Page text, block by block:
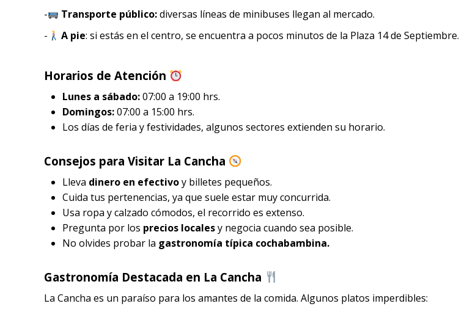
-
Transporte público:diversas líneas de minibuses llegan al mercado.
-
A pie: si estás en el centro, se encuentra a pocos minutos de la Plaza 14 de Septiembre.
Horarios de Atención
Lunes a sábado:07:00 a 19:00 hrs.
Domingos:07:00 a 15:00 hrs.
Los días de feria y festividades, algunos sectores extienden su horario.
Consejos para Visitar La Cancha
Lleva dinero en efectivoy billetes pequeños.
Cuida tus pertenencias, ya que suele estar muy concurrida.
Usa ropa y calzado cómodos, el recorrido es extenso.
Pregunta por los precios localesy negocia cuando sea posible.
No olvides probar la gastronomía típica cochabambina.
Gastronomía Destacada en La Cancha
La Cancha es un paraíso para los amantes de la comida. Algunos platos imperdibles: